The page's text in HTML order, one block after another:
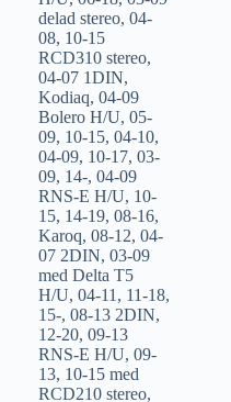
delad stereo,04-
08, 10-15
RCD310 stereo,
04-07 1DIN,
Kodiaq,04-09
Bolero H/U,05-
09, 10-15,04-10,
04-09, 10-17,03-
09, 14-,04-09
RNS-E H/U, 10-
15, 14-19,08-16,
Karoq,08-12,04-
07 2DIN,03-09
med Delta T5
H/U,04-11 , 11-18,
15-,08-13 2DIN,
12-20,09-13
RNS-E H/U,09-
13, 10-15 med
RCD210 stereo,